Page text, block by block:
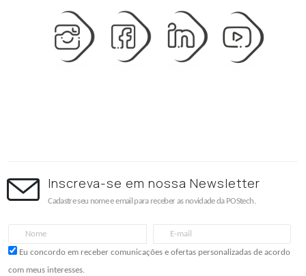
Inscreva-se em nossa Newsletter
Cadastre seu nome e email para receber as novidade da POStech.
Eu concordo em receber comunicações e ofertas personalizadas de acordo
com meus interesses.